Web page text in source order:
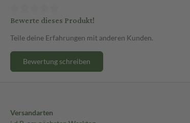
Bewerte dieses Produkt!
Teile deine Erfahrungen mit anderen Kunden.
Bewertung schreiben
Versandarten